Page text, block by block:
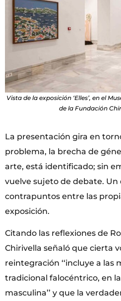
Vista de la exposición ‘Elles’, en el
de la Fundación
La presentación gira en
problema, la brecha de
arte, está identificado; sin
vuelve sujeto de debate. Un
contrapuntos entre las
exposición.
Citando las reflexiones de
Chirivella señaló que cierta
reintegración ‘‘incluye a las
tradicional falocéntrico, en
masculina’’ y que la